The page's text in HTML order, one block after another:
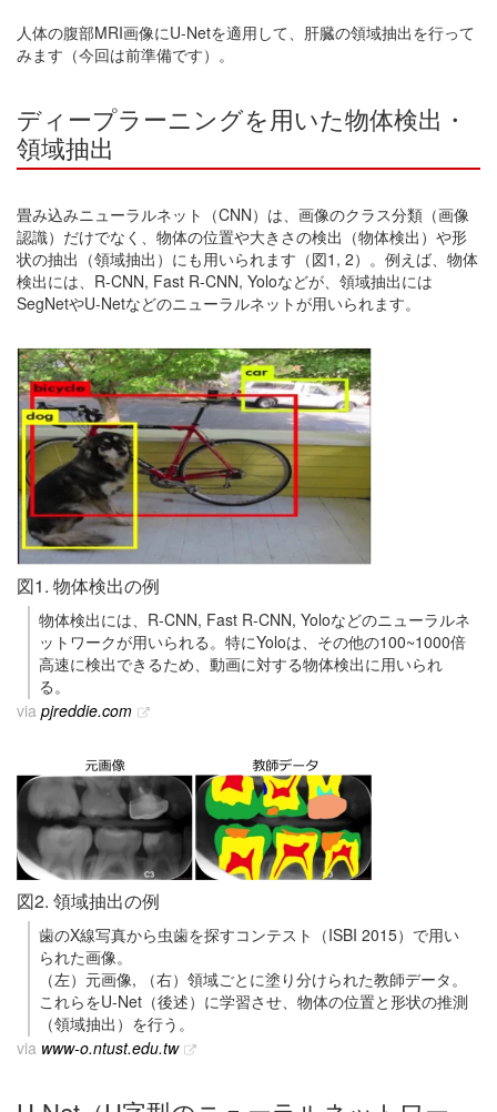
人体の腹部MRI画像にU-Netを適用して、肝臓の領域抽出を行って
みます（今回は前準備です）。
ディープラーニングを用いた物体検出・
領域抽出
畳み込みニューラルネット（CNN）は、画像のクラス分類（画像
認識）だけでなく、物体の位置や大きさの検出（物体検出）や形
状の抽出（領域抽出）にも用いられます（図1, 2）。例えば、物体
検出には、R-CNN, Fast R-CNN, Yoloなどが、領域抽出には
SegNetやU-Netなどのニューラルネットが用いられます。
図1. 物体検出の例
物体検出には、R-CNN, Fast R-CNN, Yoloなどのニューラルネ
ットワークが用いられる。特にYoloは、その他の100~1000倍
高速に検出できるため、動画に対する物体検出に用いられ
る。
via pjreddie.com
図2. 領域抽出の例
歯のX線写真から虫歯を探すコンテスト（ISBI 2015）で用い
られた画像。
（左）元画像, （右）領域ごとに塗り分けられた教師データ。
これらをU-Net（後述）に学習させ、物体の位置と形状の推測
（領域抽出）を行う。
via www-o.ntust.edu.tw